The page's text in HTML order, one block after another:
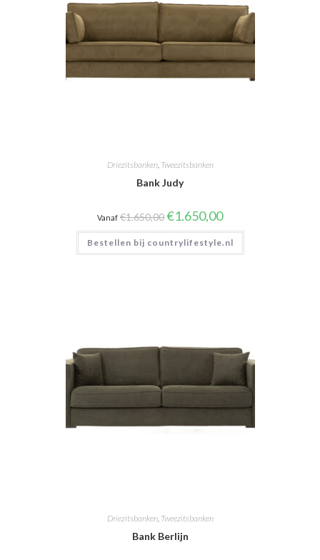
Driezitsbanken, Tweezitsbanken
Bank Judy
Vanaf €1.650,00Oorspronkelijke
prijs
was:
€1.650,00.
€1.650,00Huidige
prijs
is:
€1.650,00.
Bestellen bij countrylifestyle.nl
Driezitsbanken, Tweezitsbanken
Bank Berlijn